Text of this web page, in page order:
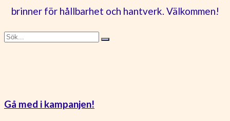
brinner för hållbarhet och hantverk. Välkommen!
Gå med i kampanjen!